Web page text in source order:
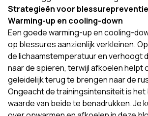
Strategieën voor blessurepreventie
Warming-up en cooling-down
Een goede warming-up en cooling-
op blessures aanzienlijk verkleinen.
de lichaamstemperatuur en verhoogt
naar de spieren, terwijl afkoelen helpt
geleidelijk terug te brengen naar de
Ongeacht de trainingsintensiteit is het
waarde van beide te benadrukken. Je